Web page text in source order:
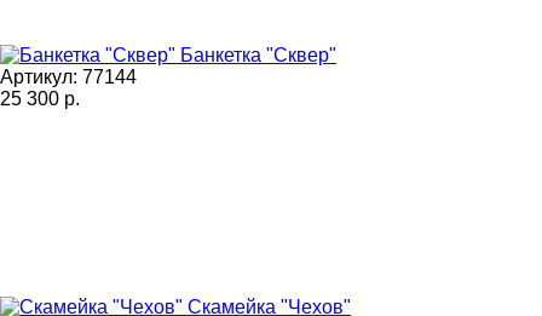
Банкетка "Сквер"
Артикул: 77144
25 300 р.
Скамейка "Чехов"